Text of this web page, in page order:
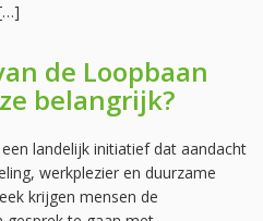
de Loopbaan
belangrijk?
landelijk initiatief dat aandacht
werkplezier en duurzame
krijgen mensen de